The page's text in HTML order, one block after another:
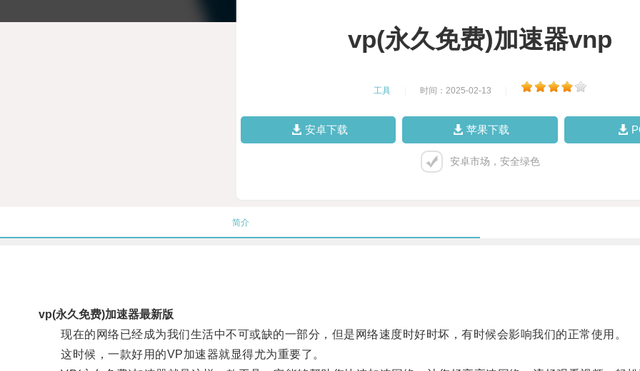
vp(永久免费)加速器vnp
工具 时间：2025-02-13
安卓下载 苹果下载
安卓市场，安全绿色
简介
vp(永久免费)加速器最新版
现在的网络已经成为我们生活中不可或缺的一部分，但是网络速度时好时坏，有时候会影响我们的正常使用。
这时候，一款好用的VP加速器就显得尤为重要了。